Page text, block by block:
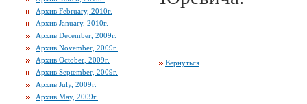
Архив February, 2010г.
Архив January, 2010г.
Архив December, 2009г.
Архив November, 2009г.
Архив October, 2009г.
Архив September, 2009г.
Архив July, 2009г.
Архив May, 2009г.
Вернуться